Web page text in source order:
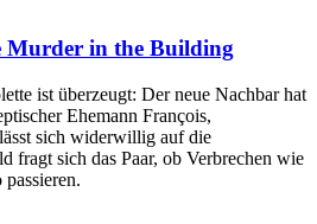
Murder in the Building
ist überzeugt: Der neue Nachbar hat
Ehemann François,
sich widerwillig auf die
fragt sich das Paar, ob Verbrechen wie